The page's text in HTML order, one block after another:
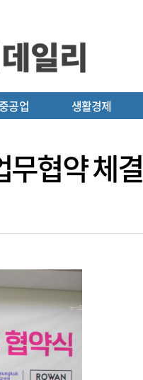
공업 생활경제
무협약 체결